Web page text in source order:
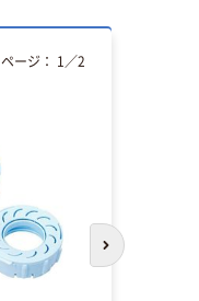
ページ： 1 ／2
次のスライド